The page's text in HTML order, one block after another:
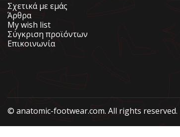
Σχετικά με εμάς
Άρθρα
My wish list
Σύγκριση προϊόντων
Επικοινωνία
© anatomic-footwear.com. All rights